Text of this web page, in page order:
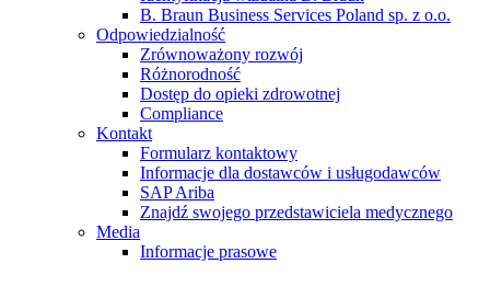
B. Braun Business Services Poland sp. z o.o.
Odpowiedzialność
Zrównoważony rozwój
Różnorodność
Dostęp do opieki zdrowotnej
Compliance
Kontakt
Formularz kontaktowy
Informacje dla dostawców i usługodawców
SAP Ariba
Znajdź swojego przedstawiciela medycznego
Media
Informacje prasowe